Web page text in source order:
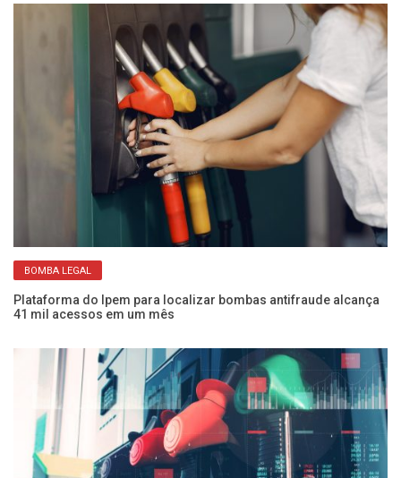
BOMBA LEGAL
Plataforma do Ipem para localizar bombas antifraude alcança
41 mil acessos em um mês